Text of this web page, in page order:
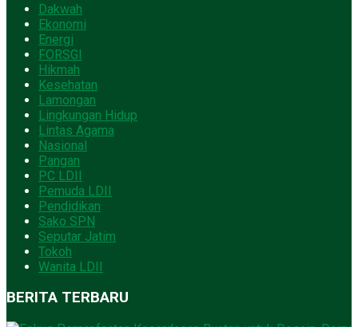
Dakwah
Ekonomi
Energi
FORSGI
Hikmah
Kesehatan
Lamongan
Lingkungan Hidup
Lintas Agama
Nasional
Pangan
PC LDII
Pemuda LDII
Pendidikan
Sako SPN
Seputar Jatim
Tokoh
Wanita LDII
BERITA TERBARU